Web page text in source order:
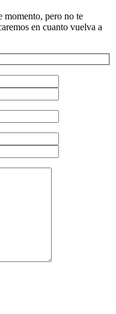
momento, pero no te
en cuanto vuelva a